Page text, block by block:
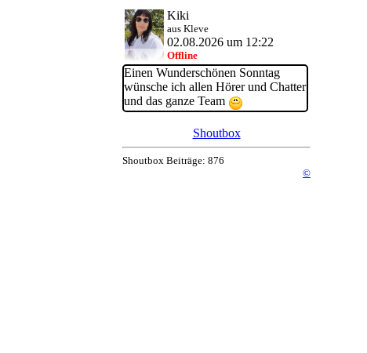
Kiki
aus Kleve
02.08.2026 um 12:22
Offline
Einen Wunderschönen Sonntag
wünsche ich allen Hörer und Chatter
und das ganze Team
Shoutbox
Shoutbox Beiträge: 876
©